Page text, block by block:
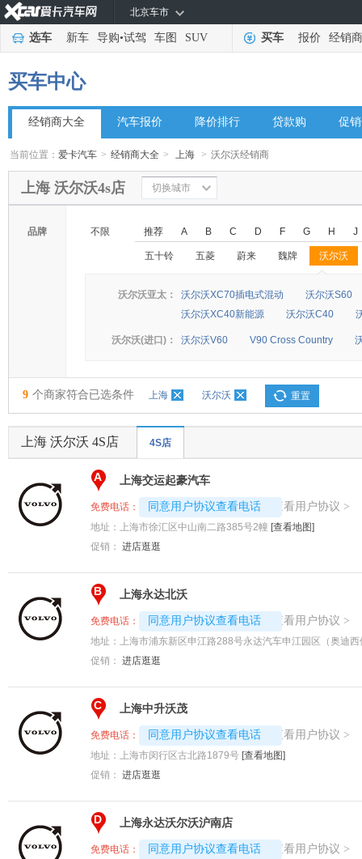
北京车市
选车 新车 导购•试驾 车图 SUV 买车 报价 经销商
买车中心
经销商大全 汽车报价 降价排行 贷款购 促
当前位置：爱卡汽车 > 经销商大全 > 上海 > 沃尔沃经销商
上海 沃尔沃4s店 切换城市
品牌 不限 推荐 A B C D F G H J
五十铃 五菱 蔚来 魏牌 沃尔沃
◆
◆
沃尔沃亚太： 沃尔沃XC70插电式混动
沃尔沃S60
沃尔沃XC40新能源
沃尔沃C40
沃尔沃(进口)： 沃尔沃V60 V90 Cross Country
9 个商家符合已选条件 上海 沃尔沃 重置
上海 沃尔沃 4S店 4S店
A 上海交运起豪汽车
免费电话： 同意用户协议查看电话
4008194313-2545 查看用户协议 >
地址： 上海市徐汇区中山南二路385号2幢 [查看地图]
促销： 进店逛逛
B 上海永达北沃
免费电话： 同意用户协议查看电话
4008194313-2360 查看用户协议 >
地址：
上海市浦东新区申江路288号永达汽车申江园区（奥迪西
促销： 进店逛逛
C 上海中升沃茂
免费电话： 同意用户协议查看电话
4008192707-8964 查看用户协议 >
地址： 上海市闵行区古北路1879号 [查看地图]
促销： 进店逛逛
D 上海永达沃尔沃沪南店
免费电话： 同意用户协议查看电话
4008192717-1358 查看用户协议 >